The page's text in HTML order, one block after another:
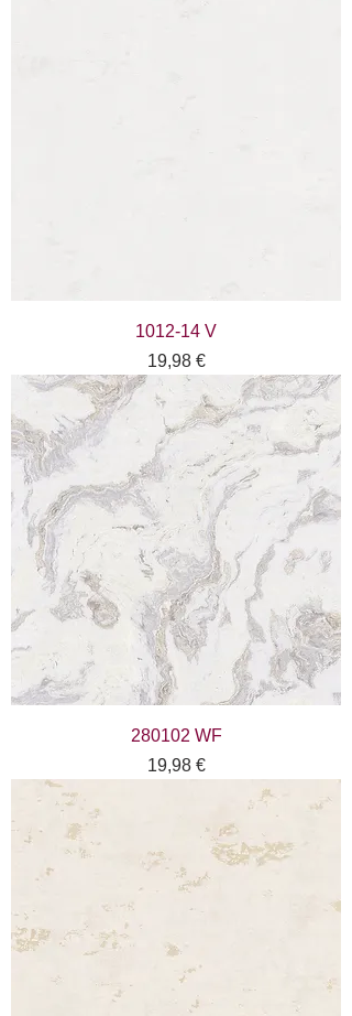
1012-14 V
Цена
19,98 €
280102 WF
Цена
19,98 €